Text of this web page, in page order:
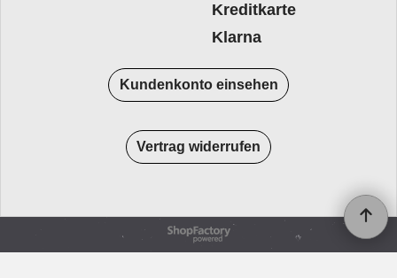
Kreditkarte
Klarna
Kundenkonto einsehen
Vertrag widerrufen
WebShop erstellt mit
ShopFactory Shop